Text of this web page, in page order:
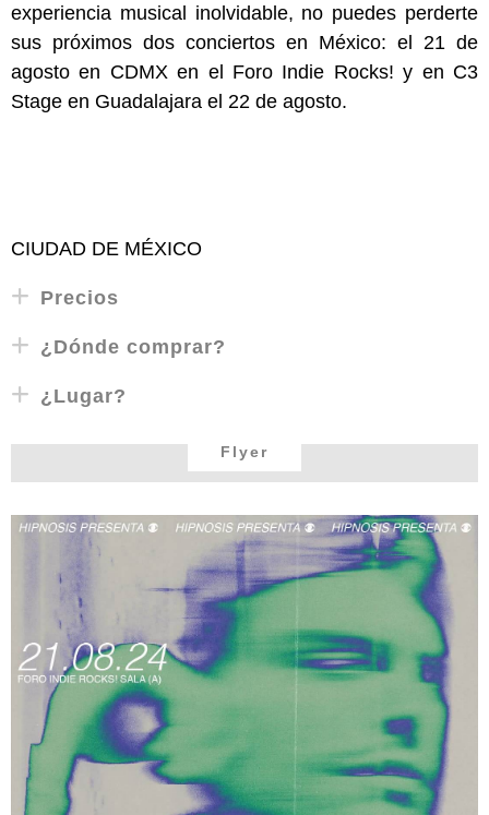
experiencia musical inolvidable, no puedes perderte
sus próximos dos conciertos en México: el 21 de
agosto en CDMX en el Foro Indie Rocks! y en C3
Stage en Guadalajara el 22 de agosto.
CIUDAD DE MÉXICO
Precios
¿Dónde comprar?
¿Lugar?
Flyer